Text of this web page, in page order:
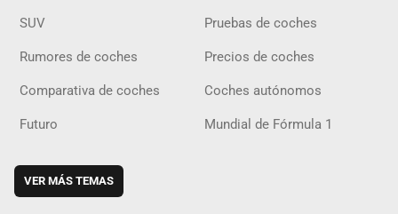
SUV Pruebas de coches
Rumores de coches Precios de coches
Comparativa de coches Coches autónomos
Futuro Mundial de Fórmula 1
VER MÁS TEMAS